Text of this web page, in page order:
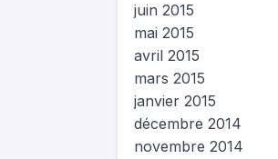
juin 2015
mai 2015
avril 2015
mars 2015
janvier 2015
décembre 2014
novembre 2014